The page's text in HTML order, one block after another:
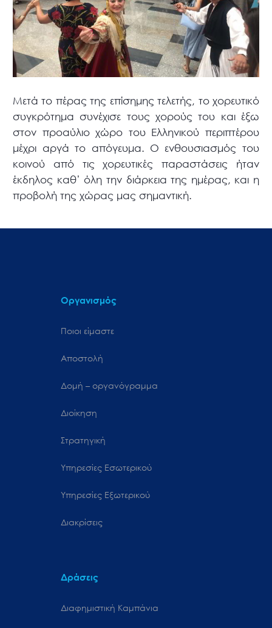
Μετά το πέρας της επίσημης τελετής, το χορευτικό
συγκρότημα συνέχισε τους χορούς του και έξω
στον προαύλιο χώρο του Ελληνικού περιπτέρου
μέχρι αργά το απόγευμα. Ο ενθουσιασμός του
κοινού από τις χορευτικές παραστάσεις ήταν
έκδηλος καθ’ όλη την διάρκεια της ημέρας, και η
προβολή της χώρας μας σημαντική.
Οργανισμός
Ποιοι είμαστε
Αποστολή
Δομή – οργανόγραμμα
Διοίκηση
Στρατηγική
Υπηρεσίες Εσωτερικού
Υπηρεσίες Εξωτερικού
Διακρίσεις
Δράσεις
Διαφημιστική Καμπάνια